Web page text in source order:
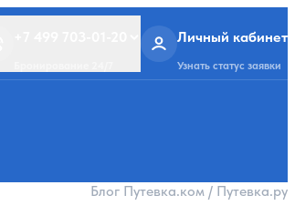
Личный кабинет
Узнать статус заявки
Блог Путевка.ком / Путевка.ру